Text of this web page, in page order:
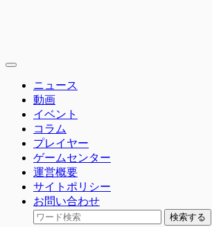
toggle
ニュース
動画
イベント
コラム
プレイヤー
ゲームセンター
運営概要
サイトポリシー
お問い合わせ
検索する